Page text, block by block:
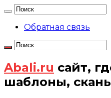
Обратная связь
Abali.ru сайт,
шаблоны,